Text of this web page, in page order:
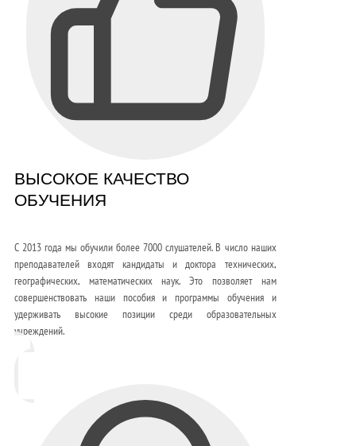
ВЫСОКОЕ КАЧЕСТВО
ОБУЧЕНИЯ
С 2013 года мы обучили более 7000 слушателей. В число наших
преподавателей входят кандидаты и доктора технических,
географических, математических наук. Это позволяет нам
совершенствовать наши пособия и программы обучения и
удерживать высокие позиции среди образовательных
учреждений.